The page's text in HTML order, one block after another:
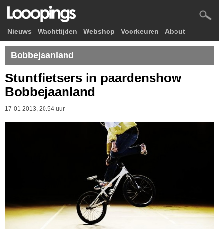
Nieuws Wachttijden Webshop Voorkeuren About
Bobbejaanland
Stuntfietsers in paardenshow
Bobbejaanland
17-01-2013, 20.54 uur